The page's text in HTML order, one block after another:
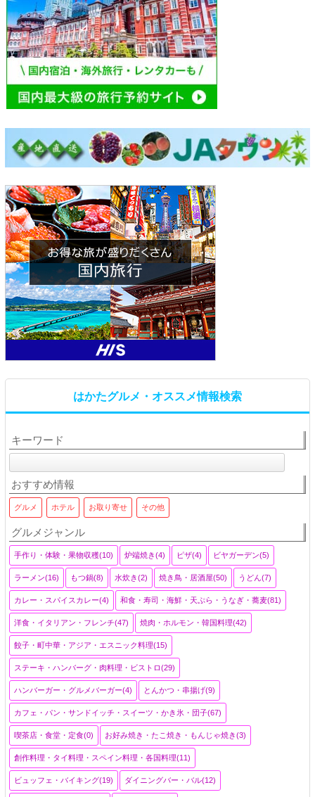
はかたグルメ・オススメ情報検索
キーワード
おすすめ情報
グルメ ホテル お取り寄せ その他
グルメジャンル
手作り・体験・果物収穫(10) 炉端焼き(4) ピザ(4) ビヤガーデン(5)
ラーメン(16) もつ鍋(8) 水炊き(2) 焼き鳥・居酒屋(50) うどん(7)
カレー・スパイスカレー(4) 和食・寿司・海鮮・天ぷら・うなぎ・蕎麦(81)
洋食・イタリアン・フレンチ(47) 焼肉・ホルモン・韓国料理(42)
餃子・町中華・アジア・エスニック料理(15)
ステーキ・ハンバーグ・肉料理・ビストロ(29)
ハンバーガー・グルメバーガー(4) とんかつ・串揚げ(9)
カフェ・パン・サンドイッチ・スイーツ・かき氷・団子(67)
喫茶店・食堂・定食(0) お好み焼き・たこ焼き・もんじゃ焼き(3)
創作料理・タイ料理・スペイン料理・各国料理(11)
ビュッフェ・バイキング(19) ダイニングバー・バル(12)